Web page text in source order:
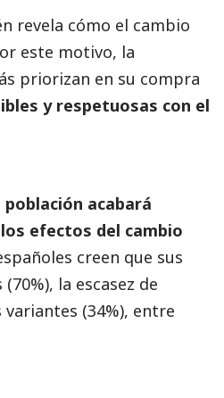
revela cómo el cambio
este motivo, la
priorizan en su compra
y respetuosas con el
población acabará
efectos del cambio
creen que sus
la escasez de
(34%), entre